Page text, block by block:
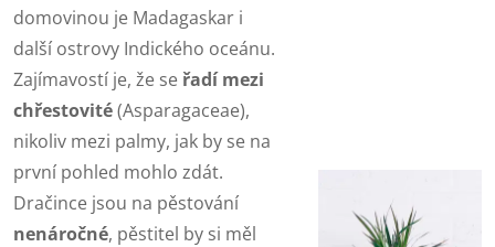
domovinou je Madagaskar i
další ostrovy Indického oceánu.
Zajímavostí je, že se řadí mezi
chřestovité(Asparagaceae),
nikoliv mezi palmy, jak by se na
první pohled mohlo zdát.
Dračince jsou na pěstování
nenáročné, pěstitel by si měl